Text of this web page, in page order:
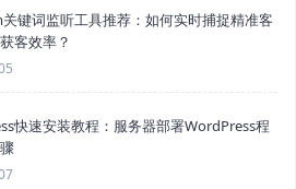
键词监听工具推荐：如何实时捕捉精准客
客效率？
快速安装教程：服务器部署WordPress程